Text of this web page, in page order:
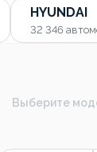
HYUNDAI
32 346
Выберите